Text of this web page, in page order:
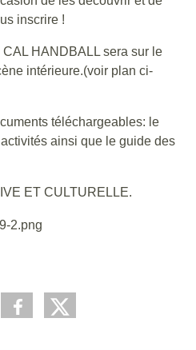
inscrire !
HANDBALL sera sur le
intérieure.(voir plan ci-
téléchargeables: le
ainsi que le guide des
ET CULTURELLE.